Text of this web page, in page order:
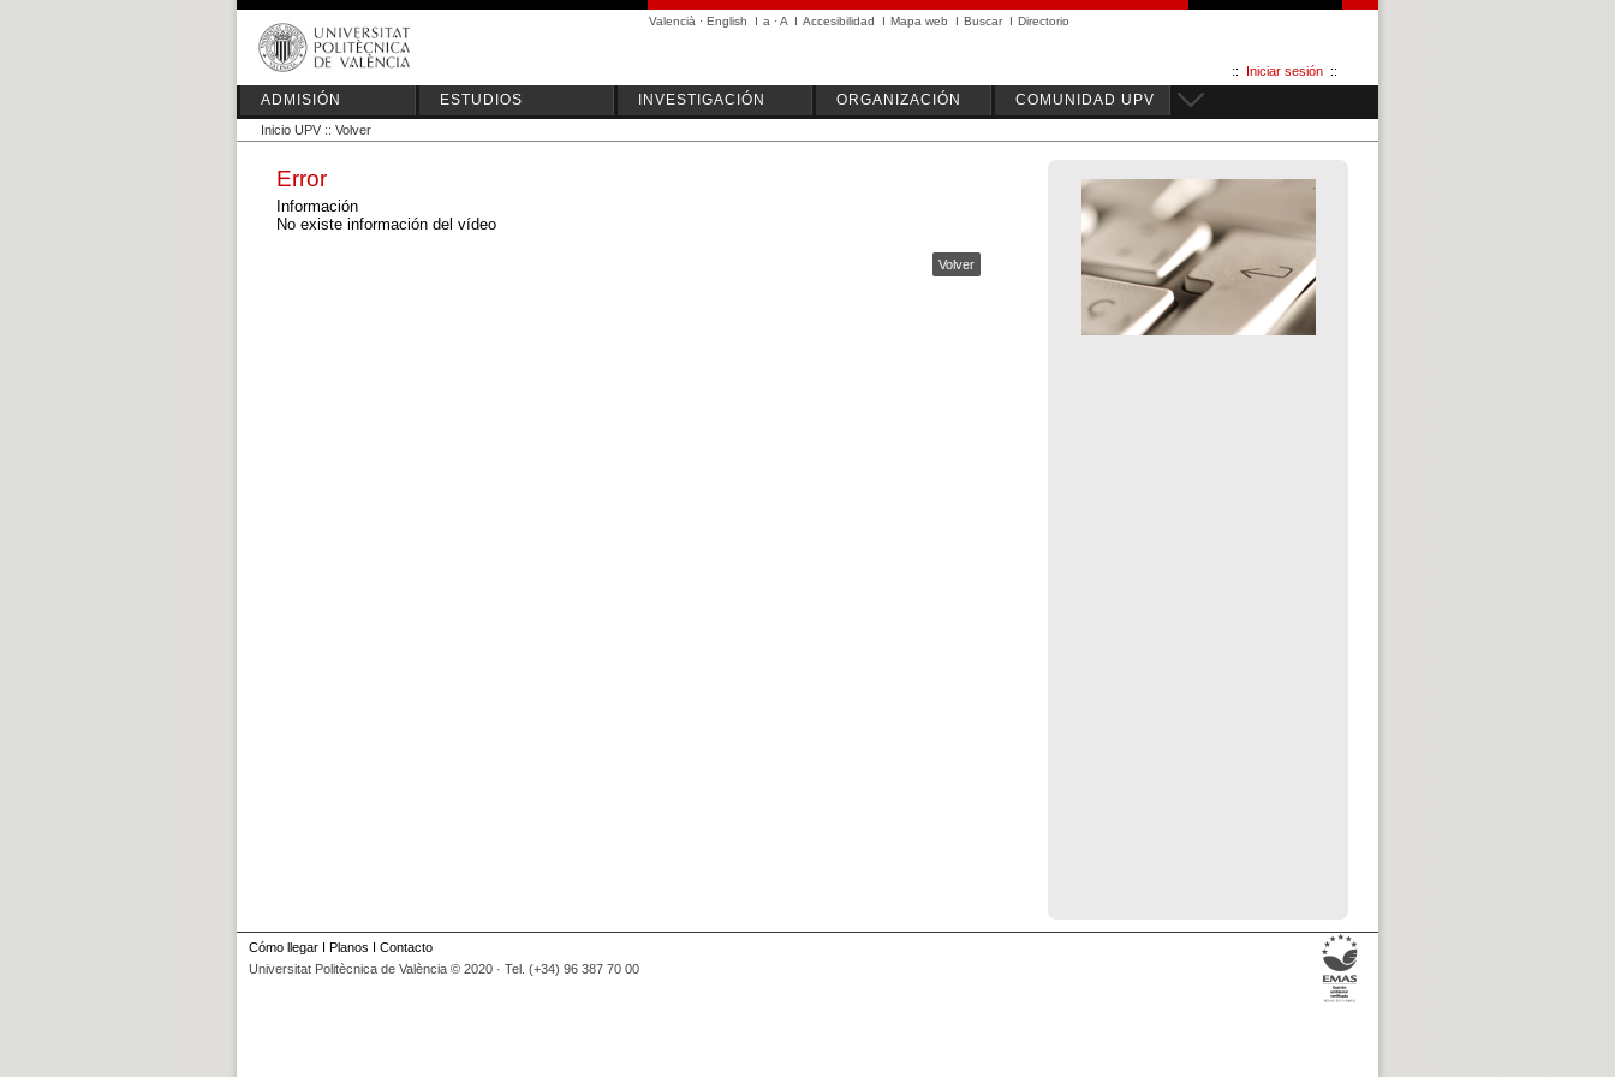
Valencià · English I a ·A I Accesibilidad I Mapa web I Buscar I Directorio
:: Iniciar sesión ::
ADMISIÓN ESTUDIOS INVESTIGACIÓN ORGANIZACIÓN COMUNIDAD UPV
Inicio UPV :: Volver
Error
Información
No existe información del vídeo
Volver
Cómo llegar I Planos I Contacto
Universitat Politècnica de València © 2020 · Tel. (+34) 96 387 70 00